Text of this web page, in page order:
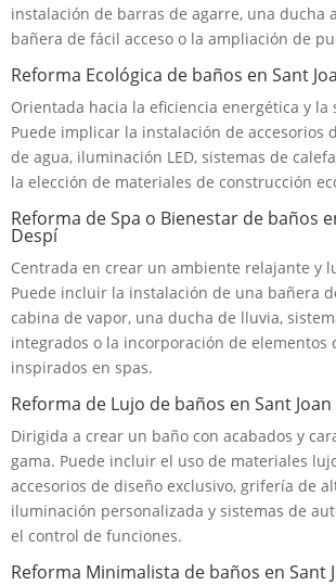
instalación de barras de agarre, una ducha
bañera de fácil acceso o la ampliación de
Reforma Ecológica de baños en Sant
Orientada hacia la eficiencia energética y la
Puede implicar la instalación de accesorios
de agua, iluminación LED, sistemas de
la elección de materiales de construcción
Reforma de Spa o Bienestar de baños
Despí
Centrada en crear un ambiente relajante y
Puede incluir la instalación de una bañera
cabina de vapor, una ducha de lluvia,
integrados o la incorporación de elementos
inspirados en spas.
Reforma de Lujo de baños en Sant
Dirigida a crear un baño con acabados y
gama. Puede incluir el uso de materiales
accesorios de diseño exclusivo, grifería de
iluminación personalizada y sistemas de
el control de funciones.
Reforma Minimalista de baños en Sant